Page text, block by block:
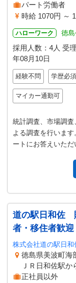
パート労働者
時給 1070円 ～
ハローワーク 徳
採用人数：4人 受
年08月10日
経験不問 学歴必須
マイカー通勤可
統計調査、市場調
よる調査を行いま
ートにお答えいただ
道の駅日和佐
者・移住者歓迎
株式会社道の駅日和
徳島県美波町海
ＪＲ日和佐駅か
正社員以外